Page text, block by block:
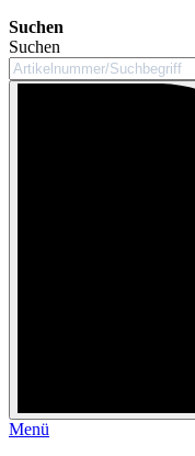
Suchen
Suchen
Menü